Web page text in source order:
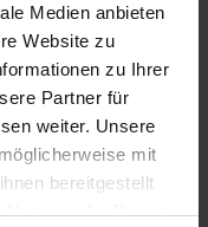
Medien anbieten
Website zu
zu Ihrer
Partner für
weiter. Unsere
mit
bereitgestellt
der Dienste
Amplix Optivi
€ / l
IN DEN
WARENKORB